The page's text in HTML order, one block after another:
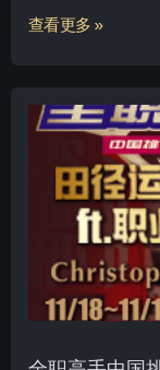
查看更多 »